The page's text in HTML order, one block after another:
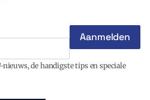
de handigste tips en speciale